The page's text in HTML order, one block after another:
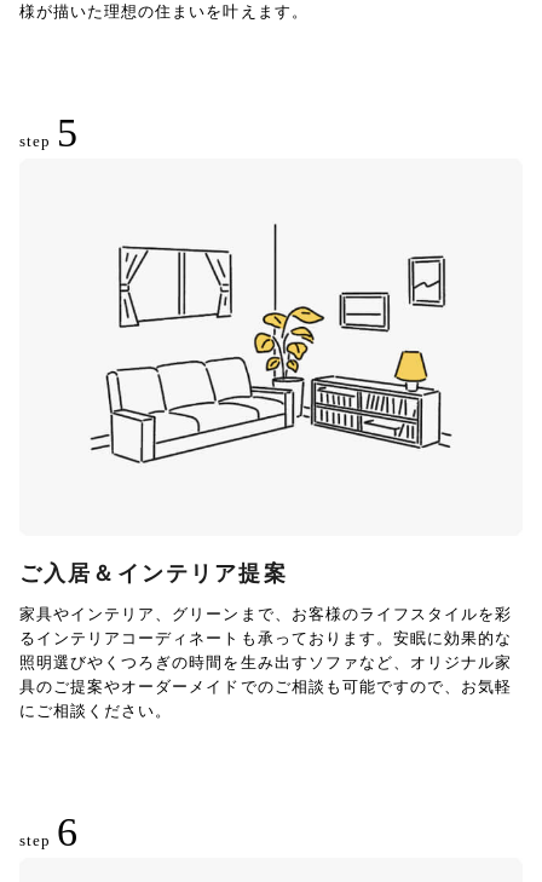
様が描いた理想の住まいを叶えます。
step 5
ご入居＆インテリア提案
家具やインテリア、グリーンまで、お客様のライフスタイルを彩
るインテリアコーディネートも承っております。安眠に効果的な
照明選びやくつろぎの時間を生み出すソファなど、オリジナル家
具のご提案やオーダーメイドでのご相談も可能ですので、お気軽
にご相談ください。
step 6